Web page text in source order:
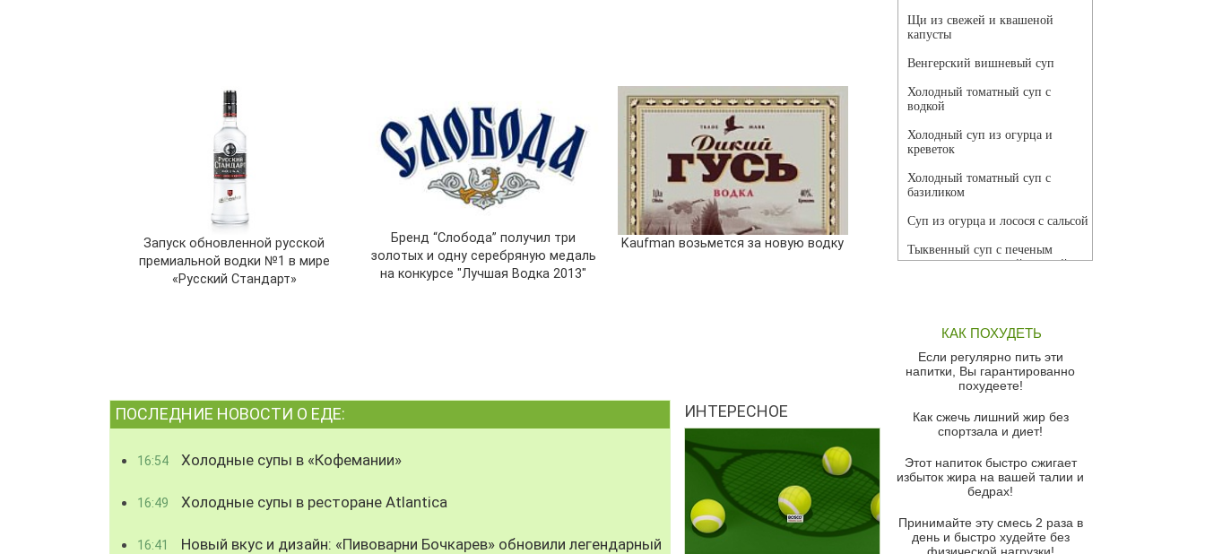
Запуск обновленной русской
премиальной водки №1 в мире
«Русский Стандарт»
Бренд “Слобода” получил три
золотых и одну серебряную медаль
на конкурсе "Лучшая Водка 2013"
Kaufman возьмется за новую водку
ПОСЛЕДНИЕ НОВОСТИ О ЕДЕ:
16:54 Холодные супы в «Кофемании»
16:49 Холодные супы в ресторане Atlantica
16:41
Новый вкус и дизайн: «Пивоварни Бочкарев» обновили легендарный
ИНТЕРЕСНОЕ
Щи из свежей и квашеной
капусты
Венгерский вишневый суп
Холодный томатный суп с
водкой
Холодный суп из огурца и
креветок
Холодный томатный суп с
базиликом
Суп из огурца и лосося с сальсой
Тыквенный суп с печеным
чесноком и томатной сальсой
красного перца
Парижский луковый суп
Суп из спаржи и горошка с
Суп-крем из цветной капусты
Французский луковый суп
Суп из баклажанов с моцареллой
Грибной крем-суп с кростини с
козьим сыром
КАК ПОХУДЕТЬ
Если регулярно пить эти
напитки, Вы гарантированно
похудеете!
Как сжечь лишний жир без
спортзала и диет!
Этот напиток быстро сжигает
избыток жира на вашей талии и
бедрах!
Принимайте эту смесь 2 раза в
день и быстро худейте без